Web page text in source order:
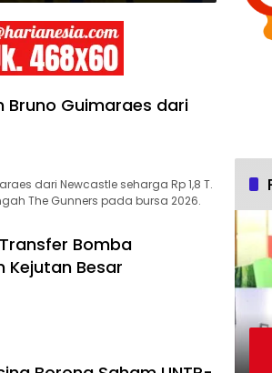
Guimaraes dari
dari Newcastle seharga Rp 1,8 T.
The Gunners pada bursa 2026.
Bomba
Kejutan Besar